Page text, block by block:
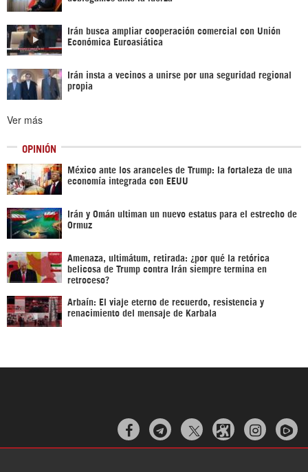
Irán busca ampliar cooperación comercial con Unión
Económica Euroasiática
Irán insta a vecinos a unirse por una seguridad regional
propia
Ver más
OPINIÓN
México ante los aranceles de Trump: la fortaleza de una
economía integrada con EEUU
Irán y Omán ultiman un nuevo estatus para el estrecho de
Ormuz
Amenaza, ultimátum, retirada: ¿por qué la retórica
belicosa de Trump contra Irán siempre termina en
retroceso?
Arbaín: El viaje eterno de recuerdo, resistencia y
renacimiento del mensaje de Karbala
  